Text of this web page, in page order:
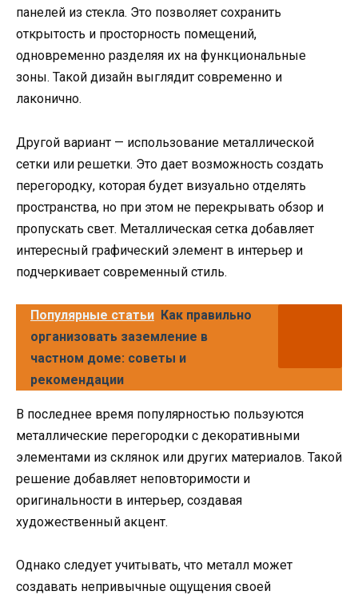
панелей из стекла. Это позволяет сохранить
открытость и просторность помещений,
одновременно разделяя их на функциональные
зоны. Такой дизайн выглядит современно и
лаконично.
Другой вариант — использование металлической
сетки или решетки. Это дает возможность создать
перегородку, которая будет визуально отделять
пространства, но при этом не перекрывать обзор и
пропускать свет. Металлическая сетка добавляет
интересный графический элемент в интерьер и
подчеркивает современный стиль.
Популярные статьи Как правильно
организовать заземление в
частном доме: советы и
рекомендации
В последнее время популярностью пользуются
металлические перегородки с декоративными
элементами из склянок или других материалов. Такой
решение добавляет неповторимости и
оригинальности в интерьер, создавая
художественный акцент.
Однако следует учитывать, что металл может
создавать непривычные ощущения своей